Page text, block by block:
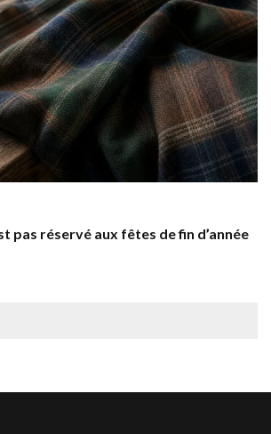
pas réservé aux fêtes de fin d’année